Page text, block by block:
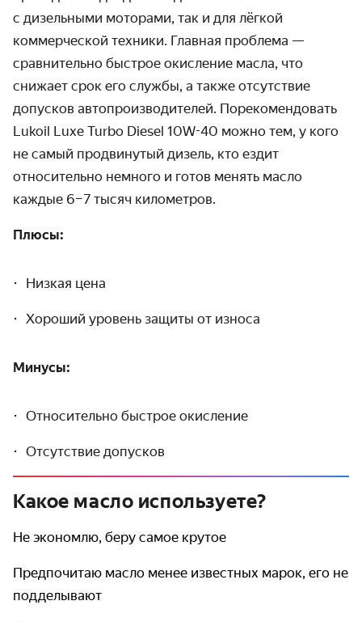
с дизельными моторами, так и для лёгкой
коммерческой техники. Главная проблема —
сравнительно быстрое окисление масла, что
снижает срок его службы, а также отсутствие
допусков автопроизводителей. Порекомендовать
Lukoil Luxe Turbo Diesel 10W-40 можно тем, у кого
не самый продвинутый дизель, кто ездит
относительно немного и готов менять масло
каждые 6–7 тысяч километров.
Плюсы:
Низкая цена
Хороший уровень защиты от износа
Минусы:
Относительно быстрое окисление
Отсутствие допусков
Какое масло используете?
Не экономлю, беру самое крутое
Предпочитаю масло менее известных марок, его не
подделывают